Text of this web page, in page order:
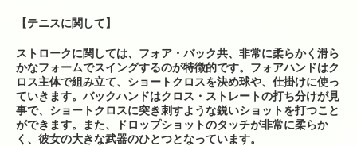
【テニスに関して】
ストロークに関しては、フォア・バック共、非常に柔らかく滑ら
かなフォームでスイングするのが特徴的です。フォアハンドはク
ロス主体で組み立て、ショートクロスを決め球や、仕掛けに使っ
ていきます。バックハンドはクロス・ストレートの打ち分けが見
事で、ショートクロスに突き刺すような鋭いショットを打つこと
ができます。また、ドロップショットのタッチが非常に柔らか
く、彼女の大きな武器のひとつとなっています。
アクセス・お問い合わせ
駐車場への行き方
駐車場への行き方（宝塚方面から来られる場合）
駐車場への行き方（西宮北口・伊丹・尼崎方面か
ら来られる場合）